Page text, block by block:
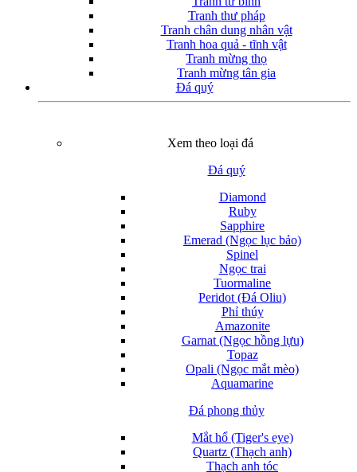
Tranh thư pháp
Tranh chân dung nhân vật
Tranh hoa quả - tĩnh vật
Tranh mừng thọ
Tranh mừng tân gia
Đá quý
Xem theo loại đá
Đá quý
Diamond
Ruby
Sapphire
Emerad (Ngọc lục bảo)
Spinel
Ngọc trai
Tuormaline
Peridot (Đá Oliu)
Phỉ thúy
Amazonite
Garnat (Ngọc hồng lựu)
Topaz
Opali (Ngọc mắt mèo)
Aquamarine
Đá phong thủy
Mắt hổ (Tiger's eye)
Quartz (Thạch anh)
Thạch anh tóc